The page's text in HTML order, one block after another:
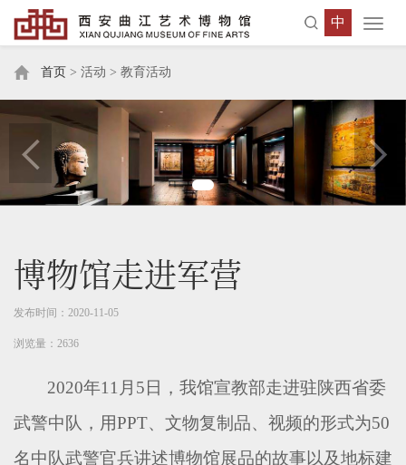
中
首页 > 活动 > 教育活动
博物馆走进军营
发布时间：2020-11-05
浏览量：2636
2020年11月5日，我馆宣教部走进驻陕西省委
武警中队，用PPT、文物复制品、视频的形式为50
名中队武警官兵讲述博物馆展品的故事以及地标建